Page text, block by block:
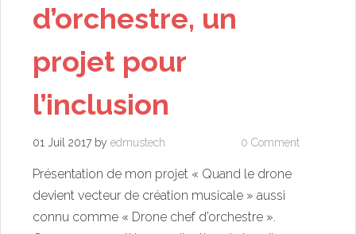
d’orchestre, un
projet pour
l’inclusion
01 Juil 2017 by edmustech 0 Comment
Présentation de mon projet « Quand le drone
devient vecteur de création musicale » aussi
connu comme « Drone chef d’orchestre ».